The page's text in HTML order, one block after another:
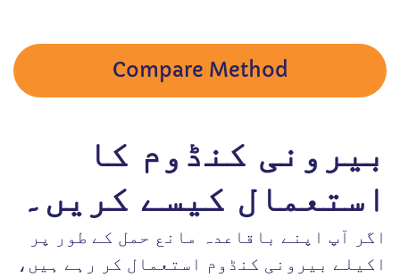
Compare Method
بیرونی کنڈوم کا
استعمال کیسے کریں۔
اگر آپ اپنے باقاعدہ مانع حمل کے طور پر
اکیلے بیرونی کنڈوم استعمال کر رہے ہیں،